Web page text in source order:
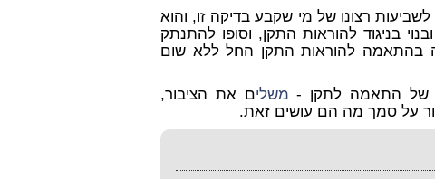
רצונו של מי שקבע בדיקה זו, והוא
בניגוד להוראות התקן, וסופו להתנתק
בהתאמה להוראות התקן החל ללא שום
של התאמה לתקן - משלים את הציבור,
על סמך מה הם עושים זאת.